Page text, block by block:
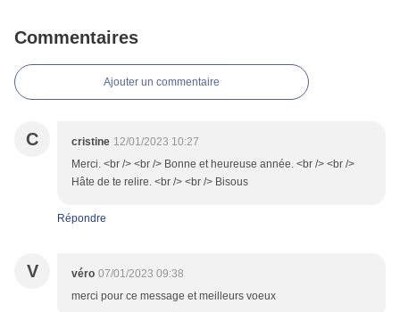
Commentaires
Ajouter un commentaire
C cristine 12/01/2023 10:27
Merci. <br /> <br /> Bonne et heureuse année. <br /> <br />
Hâte de te relire. <br /> <br /> Bisous
Répondre
V véro 07/01/2023 09:38
merci pour ce message et meilleurs voeux